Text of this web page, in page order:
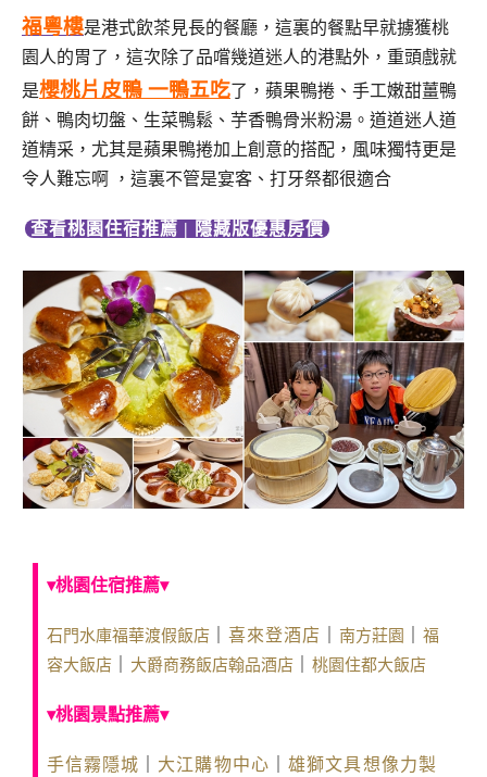
福粵樓是港式飲茶見長的餐廳，這裏的餐點早就擄獲桃
園人的胃了，這次除了品嚐幾道迷人的港點外，重頭戲就
是櫻桃片皮鴨 一鴨五吃了，蘋果鴨捲、手工嫩甜薑鴨
餅、鴨肉切盤、生菜鴨鬆、芋香鴨骨米粉湯。道道迷人道
道精采，尤其是蘋果鴨捲加上創意的搭配，風味獨特更是
令人難忘啊 ，這裏不管是宴客、打牙祭都很適合
查看桃園住宿推薦 | 隱藏版優惠房價
▾桃園住宿推薦▾
石門水庫福華渡假飯店｜ 喜來登酒店 南方莊園 ｜福
容大飯店｜ 大爵商務飯店翰品酒店｜ 桃園住都大飯店
▾桃園景點推薦▾
手信霧隱城 大江購物中心 ｜雄獅文具想像力製